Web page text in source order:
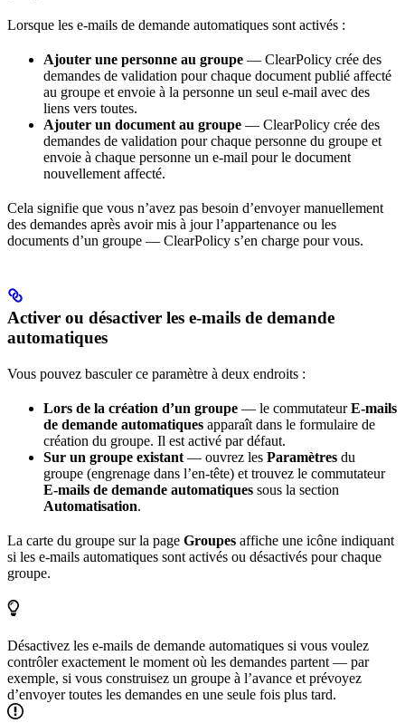
Lorsque les e-mails de demande automatiques sont activés :
Ajouter une personne au groupe — ClearPolicy crée des
demandes de validation pour chaque document publié affecté
au groupe et envoie à la personne un seul e-mail avec des
liens vers toutes.
Ajouter un document au groupe — ClearPolicy crée des
demandes de validation pour chaque personne du groupe et
envoie à chaque personne un e-mail pour le document
nouvellement affecté.
Cela signifie que vous n’avez pas besoin d’envoyer manuellement
des demandes après avoir mis à jour l’appartenance ou les
documents d’un groupe — ClearPolicy s’en charge pour vous.
Activer ou désactiver les e-mails de demande
automatiques
Vous pouvez basculer ce paramètre à deux endroits :
Lors de la création d’un groupe — le commutateurE-mails
de demande automatiques apparaît dans le formulaire de
création du groupe. Il est activé par défaut.
Sur un groupe existant — ouvrez les Paramètres du
groupe (engrenage dans l’en-tête) et trouvez le commutateur
E-mails de demande automatiques sous la section
Automatisation.
La carte du groupe sur la page Groupes affiche une icône indiquant
si les e-mails automatiques sont activés ou désactivés pour chaque
groupe.
Désactivez les e-mails de demande automatiques si vous voulez
contrôler exactement le moment où les demandes partent — par
exemple, si vous construisez un groupe à l’avance et prévoyez
d’envoyer toutes les demandes en une seule fois plus tard.